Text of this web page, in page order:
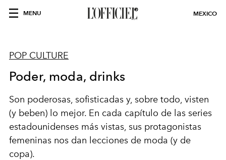
MENU MEXICO
POP CULTURE
Poder, moda, drinks
Son poderosas, sofisticadas y, sobre todo, visten
(y beben) lo mejor. En cada capítulo de las series
estadounidenses más vistas, sus protagonistas
femeninas nos dan lecciones de moda (y de
copa).